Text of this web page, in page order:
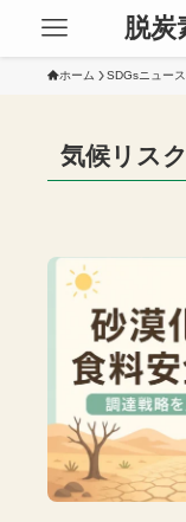
脱炭
ホーム SDGsニュー
気候リスク